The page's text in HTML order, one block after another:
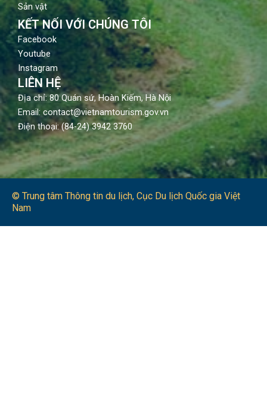
Sản vật
KẾT NỐI VỚI CHÚNG TÔI
Facebook
Youtube
Instagram
LIÊN HỆ
Địa chỉ: 80 Quán sứ, Hoàn Kiếm, Hà Nội
Email: contact@vietnamtourism.gov.vn
Điện thoại: (84-24) 3942 3760
© Trung tâm Thông tin du lịch​, Cục Du lịch Quốc gia Việt
Nam